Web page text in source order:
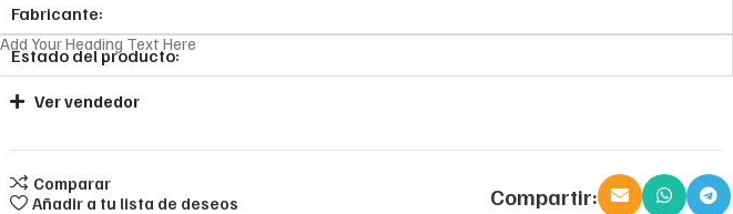
Fabricante:
Estado del producto:
Add Your Heading Text Here
Ver vendedor
Comparar
Añadir a tu lista de deseos
Compartir: